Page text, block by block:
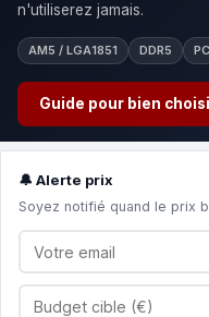
n'utiliserez jamais.
AM5 / LGA1851 DDR5
Guide pour bien
🔔 Alerte prix
Soyez notifié quand le prix